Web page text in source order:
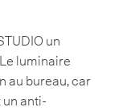
un
luminaire
au bureau, car
anti-